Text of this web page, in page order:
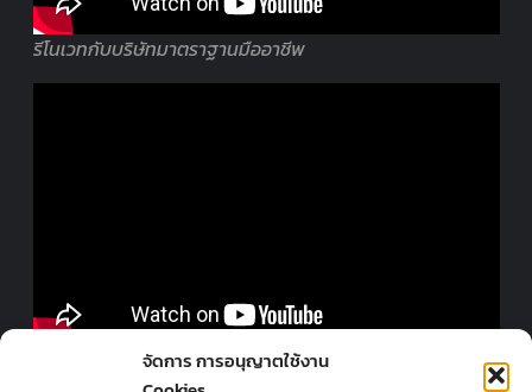
จัดการ การอนุญาตใช้งาน
รีโนเวทกับบริษัทมาตราฐานมืออาชีพ
ออกแบบร้านโดยมืออาชีพ